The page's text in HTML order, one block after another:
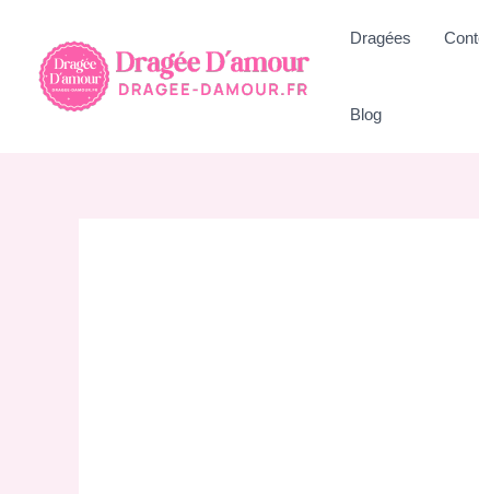
contenu
Dragées
Blog